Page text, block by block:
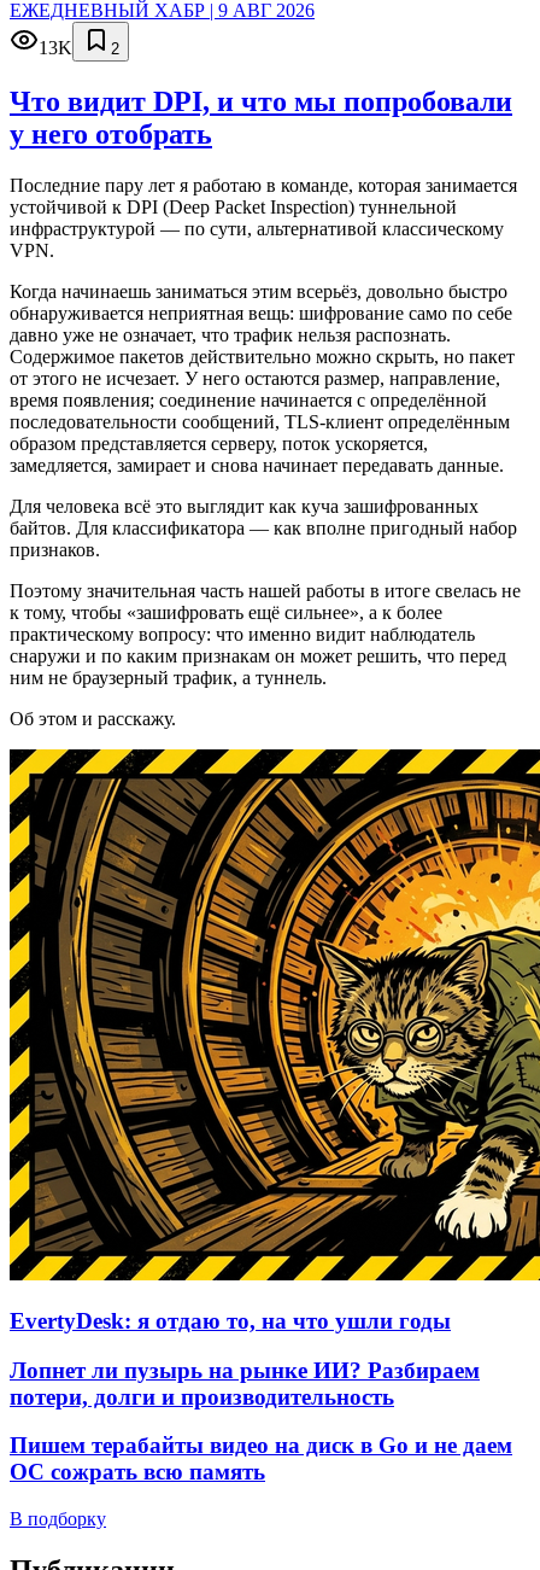
ЕЖЕДНЕВНЫЙ ХАБР | 9 АВГ 2026
13K
2
Что видит DPI, и что мы попробовали
у него отобрать
Последние пару лет я работаю в команде, которая занимается
устойчивой к DPI (Deep Packet Inspection) туннельной
инфраструктурой — по сути, альтернативой классическому
VPN.
Когда начинаешь заниматься этим всерьёз, довольно быстро
обнаруживается неприятная вещь: шифрование само по себе
давно уже не означает, что трафик нельзя распознать.
Содержимое пакетов действительно можно скрыть, но пакет
от этого не исчезает. У него остаются размер, направление,
время появления; соединение начинается с определённой
последовательности сообщений, TLS-клиент определённым
образом представляется серверу, поток ускоряется,
замедляется, замирает и снова начинает передавать данные.
Для человека всё это выглядит как куча зашифрованных
байтов. Для классификатора — как вполне пригодный набор
признаков.
Поэтому значительная часть нашей работы в итоге свелась не
к тому, чтобы «зашифровать ещё сильнее», а к более
практическому вопросу: что именно видит наблюдатель
снаружи и по каким признакам он может решить, что перед
ним не браузерный трафик, а туннель.
Об этом и расскажу.
EvertyDesk: я отдаю то, на что ушли годы
Лопнет ли пузырь на рынке ИИ? Разбираем
потери, долги и производительность
Пишем терабайты видео на диск в Go и не даем
ОС сожрать всю память
В подборку